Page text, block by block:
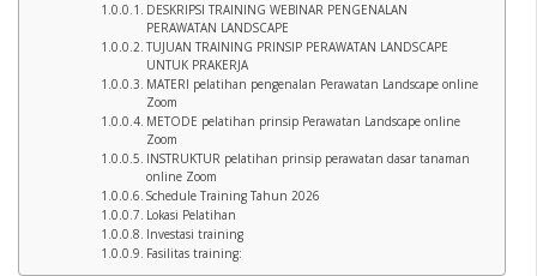
DESKRIPSI TRAINING WEBINAR PENGENALAN
PERAWATAN LANDSCAPE
TUJUAN TRAINING PRINSIP PERAWATAN LANDSCAPE
UNTUK PRAKERJA
MATERI pelatihan pengenalan Perawatan Landscape online
Zoom
METODE pelatihan prinsip Perawatan Landscape online
Zoom
INSTRUKTUR pelatihan prinsip perawatan dasar tanaman
online Zoom
Schedule Training Tahun 2026
Lokasi Pelatihan
Investasi training
Fasilitas training: